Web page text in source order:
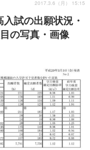
入試の出願状況・
の写真・画像
2017.3.6（月） 15:15